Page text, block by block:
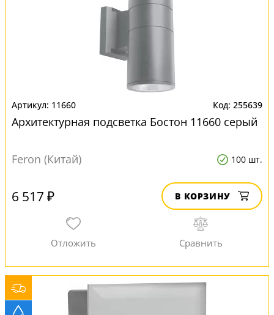
11660 255639
Архитектурная подсветка Бостон 11660 серый
Feron (Китай) 100 шт.
6 517 ₽ В КОРЗИНУ